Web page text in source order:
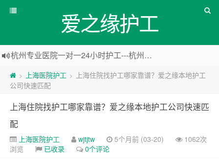
爱之缘护工
杭州专业医院一对一24小时护工---杭州爱之缘护工 18202153150
上海专业医院一对一24小时护工---爱之缘护工 18202153150
> 上海医院护工 >
上海住院找护工哪家靠谱？爱之缘本地护工
公司快速匹配
上海住院找护工哪家靠谱？爱之缘本地护工公司快速匹
配
上海医院护工 wjtjtw 5个月前 (03-20)
1062次
浏览
已收录 0个评论